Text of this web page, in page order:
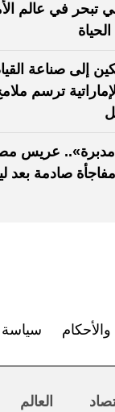
تبحر في عالم
إلى صناعة
ترسم
عريس
صادمة بعد
العالم